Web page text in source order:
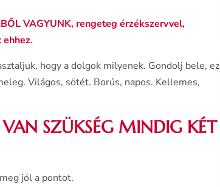
VAGYUNK, rengeteg érzékszervvel,
ehhez.
hogy a dolgok milyenek. Gondolj bele, ez
Világos, sötét. Borús, napos. Kellemes,
SZÜKSÉG MINDIG KÉT
jól a pontot.